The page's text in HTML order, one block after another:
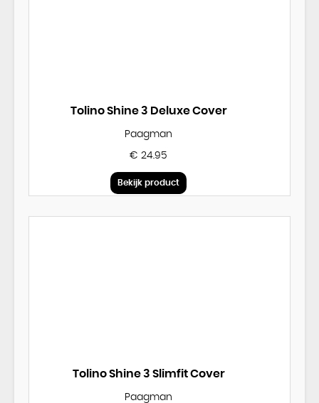
Tolino Shine 3 Deluxe Cover
Paagman
€ 24.95
Bekijk product
Tolino Shine 3 Slimfit Cover
Paagman